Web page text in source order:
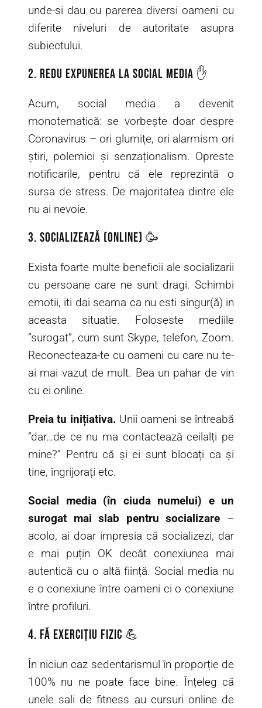
unde-si dau cu parerea diversi oameni cu
diferite niveluri de autoritate asupra
subiectului.
2. Redu expunerea la Social Media ✋
Acum, social media a devenit
monotematică: se vorbește doar despre
Coronavirus – ori glumițe, ori alarmism ori
știri, polemici și senzaționalism. Opreste
notificarile, pentru că ele reprezintă o
sursa de stress. De majoritatea dintre ele
nu ai nevoie.
3. Socializează (online) 🥳
Exista foarte multe beneficii ale socializarii
cu persoane care ne sunt dragi. Schimbi
emotii, iti dai seama ca nu esti singur(ă) in
aceasta situatie. Foloseste mediile
”surogat”, cum sunt Skype, telefon, Zoom.
Reconecteaza-te cu oameni cu care nu te-
ai mai vazut de mult. Bea un pahar de vin
cu ei online.
Preia tu inițiativa. Unii oameni se întreabă
”dar…de ce nu ma contactează ceilalți pe
mine?” Pentru că și ei sunt blocați ca și
tine, îngrijorați etc.
Social media (în ciuda numelui) e un
surogat mai slab pentru socializare –
acolo, ai doar impresia că socializezi, dar
e mai puțin OK decât conexiunea mai
autentică cu o altă ființă. Social media nu
e o conexiune între oameni ci o conexiune
între profiluri.
4. Fă exercițiu fizic 💪
În niciun caz sedentarismul în proporție de
100% nu ne poate face bine. Înțeleg că
unele sali de fitness au cursuri online de